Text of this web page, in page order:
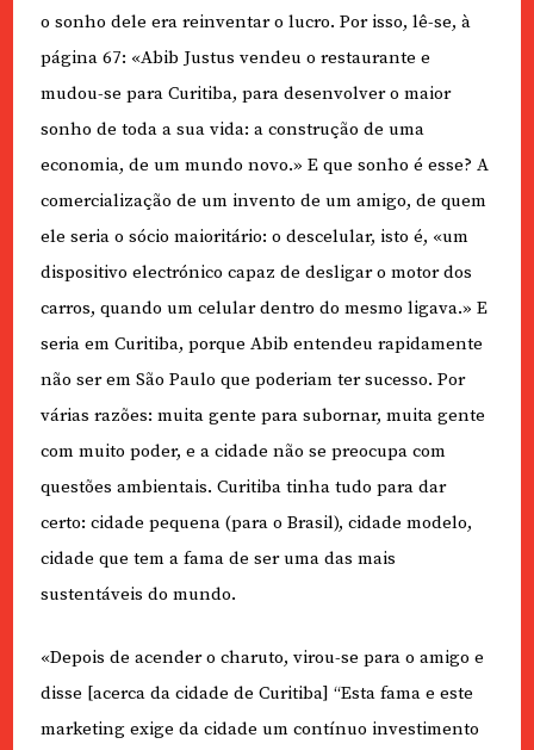
o sonho dele era reinventar o lucro. Por isso, lê-se, à
página 67: «Abib Justus vendeu o restaurante e
mudou-se para Curitiba, para desenvolver o maior
sonho de toda a sua vida: a construção de uma
economia, de um mundo novo.» E que sonho é esse? A
comercialização de um invento de um amigo, de quem
ele seria o sócio maioritário: o descelular, isto é, «um
dispositivo electrónico capaz de desligar o motor dos
carros, quando um celular dentro do mesmo ligava.» E
seria em Curitiba, porque Abib entendeu rapidamente
não ser em São Paulo que poderiam ter sucesso. Por
várias razões: muita gente para subornar, muita gente
com muito poder, e a cidade não se preocupa com
questões ambientais. Curitiba tinha tudo para dar
certo: cidade pequena (para o Brasil), cidade modelo,
cidade que tem a fama de ser uma das mais
sustentáveis do mundo.
«Depois de acender o charuto, virou-se para o amigo e
disse [acerca da cidade de Curitiba] “Esta fama e este
marketing exige da cidade um contínuo investimento